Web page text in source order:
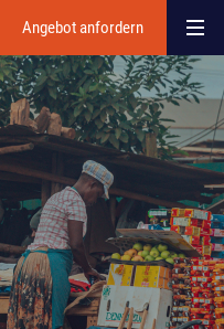
Angebot anfordern